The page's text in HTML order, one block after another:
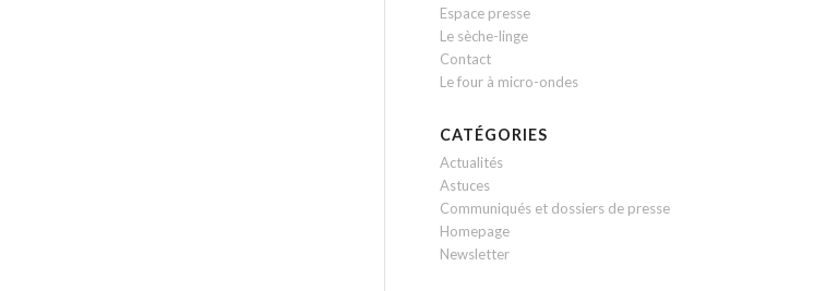
Espace presse
Le sèche-linge
Contact
Le four à micro-ondes
CATÉGORIES
Actualités
Astuces
Communiqués et dossiers de presse
Homepage
Newsletter